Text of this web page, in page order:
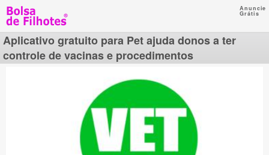
Anuncie
Grátis
Aplicativo gratuito para Pet ajuda donos a ter
controle de vacinas e procedimentos